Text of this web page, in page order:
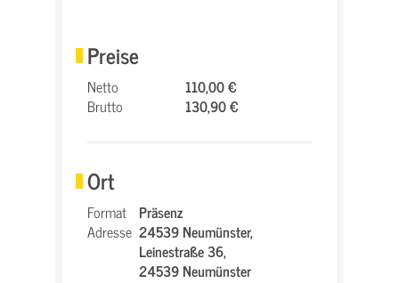
Preise
Netto
110,00 €
Brutto
130,90 €
Ort
Format Präsenz
Adresse 24539 Neumünster,
Leinestraße 36,
24539 Neumünster